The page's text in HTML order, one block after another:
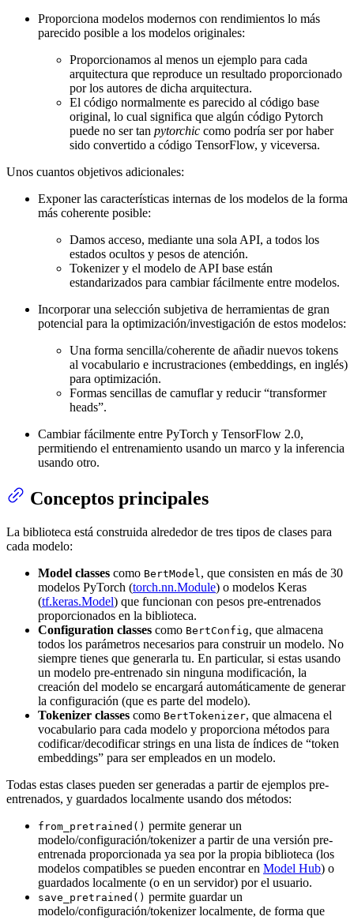
Proporciona modelos modernos con rendimientos lo más
parecido posible a los modelos originales:
Proporcionamos al menos un ejemplo para cada
arquitectura que reproduce un resultado proporcionado
por los autores de dicha arquitectura.
El código normalmente es parecido al código base
original, lo cual significa que algún código Pytorch
puede no ser tan pytorchic como podría ser por haber
sido convertido a código TensorFlow, y viceversa.
Unos cuantos objetivos adicionales:
Exponer las características internas de los modelos de la forma
más coherente posible:
Damos acceso, mediante una sola API, a todos los
estados ocultos y pesos de atención.
Tokenizer y el modelo de API base están
estandarizados para cambiar fácilmente entre modelos.
Incorporar una selección subjetiva de herramientas de gran
potencial para la optimización/investigación de estos modelos:
Una forma sencilla/coherente de añadir nuevos tokens
al vocabulario e incrustraciones (embeddings, en inglés)
para optimización.
Formas sencillas de camuflar y reducir “transformer
heads”.
Cambiar fácilmente entre PyTorch y TensorFlow 2.0,
permitiendo el entrenamiento usando un marco y la inferencia
usando otro.
Conceptos principales
La biblioteca está construida alrededor de tres tipos de clases para
cada modelo:
Model classes como BertModel, que consisten en más de 30
modelos PyTorch (torch.nn.Module) o modelos Keras
(tf.keras.Model) que funcionan con pesos pre-entrenados
proporcionados en la biblioteca.
Configuration classes como BertConfig, que almacena
todos los parámetros necesarios para construir un modelo. No
siempre tienes que generarla tu. En particular, si estas usando
un modelo pre-entrenado sin ninguna modificación, la
creación del modelo se encargará automáticamente de generar
la configuración (que es parte del modelo).
Tokenizer classes como BertTokenizer, que almacena el
vocabulario para cada modelo y proporciona métodos para
codificar/decodificar strings en una lista de índices de “token
embeddings” para ser empleados en un modelo.
Todas estas clases pueden ser generadas a partir de ejemplos pre-
entrenados, y guardados localmente usando dos métodos:
from_pretrained() permite generar un
modelo/configuración/tokenizer a partir de una versión pre-
entrenada proporcionada ya sea por la propia biblioteca (los
modelos compatibles se pueden encontrar en Model Hub) o
guardados localmente (o en un servidor) por el usuario.
save_pretrained() permite guardar un
modelo/configuración/tokenizer localmente, de forma que